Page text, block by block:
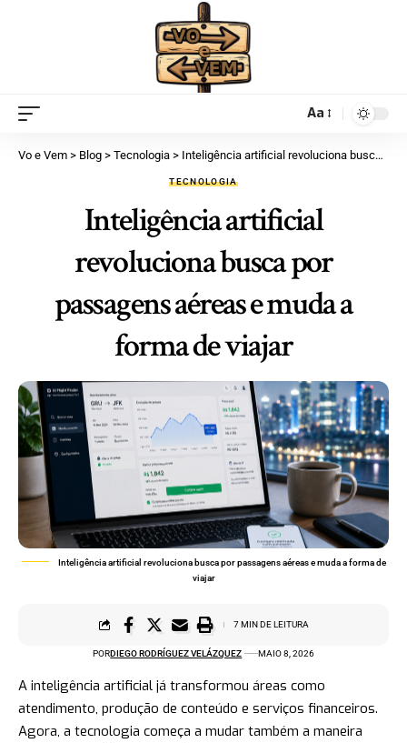
Aa
Vo e Vem > Blog > Tecnologia > Inteligência artificial revoluciona busca por passagens aéreas e muda a forma de viajar
TECNOLOGIA
Inteligência artificial
revoluciona busca por
passagens aéreas e muda a
forma de viajar
Inteligência artificial revoluciona busca por passagens aéreas e muda a forma de
viajar
PORDIEGO RODRÍGUEZ VELÁZQUEZ MAIO 8, 2026
7 MIN DE LEITURA
A inteligência artificial já transformou áreas como
atendimento, produção de conteúdo e serviços financeiros.
Agora, a tecnologia começa a mudar também a maneira